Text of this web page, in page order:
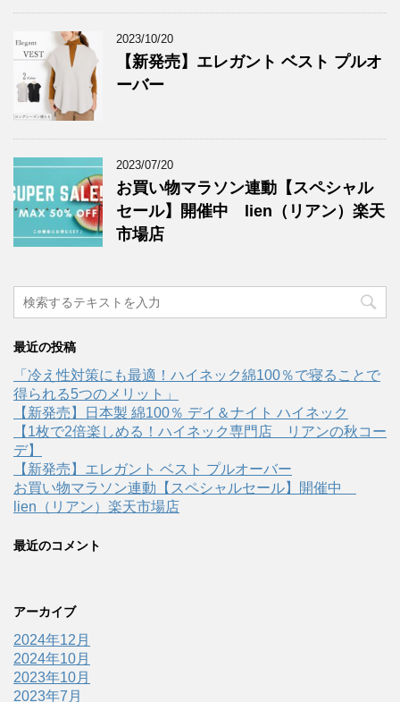
2023/10/20
【新発売】エレガント ベスト プルオ
ーバー
2023/07/20
お買い物マラソン連動【スペシャル
セール】開催中 lien（リアン）楽天
市場店
最近の投稿
「冷え性対策にも最適！ハイネック綿100％で寝ることで
得られる5つのメリット」
【新発売】日本製 綿100％ デイ＆ナイト ハイネック
【1枚で2倍楽しめる！ハイネック専門店 リアンの秋コー
デ】
【新発売】エレガント ベスト プルオーバー
お買い物マラソン連動【スペシャルセール】開催中
lien（リアン）楽天市場店
最近のコメント
アーカイブ
2024年12月
2024年10月
2023年10月
2023年7月